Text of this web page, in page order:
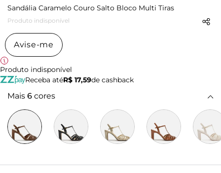
Sandália Caramelo Couro Salto Bloco Multi Tiras
Produto indisponível
Avise-me
Produto indisponível
Receba atéR$ 17,59de cashback
Mais 6 cores